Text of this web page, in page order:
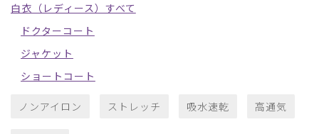
白衣（レディース）すべて
ドクターコート
ジャケット
ショートコート
ノンアイロン ストレッチ 吸水速乾 高通気